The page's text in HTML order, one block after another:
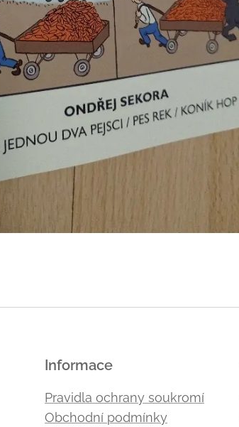
Informace
Pravidla ochrany soukromí
Obchodní podmínky